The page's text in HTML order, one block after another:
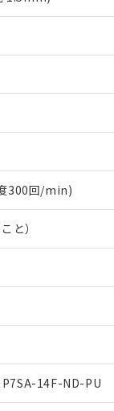
300回/min)
と）
14F-ND-PU